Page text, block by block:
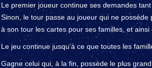
Le premier joueur continue ses demandes
Sinon, le tour passe au joueur qui ne
à son tour les cartes pour ses familles, et ainsi
Le jeu continue jusqu’à ce que toutes les
Gagne celui qui, à la fin, possède le plus